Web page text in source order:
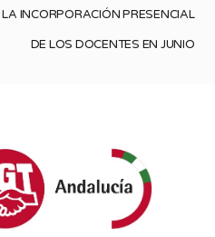
INCORPORACIÓN PRESENCIAL
DE LOS DOCENTES EN JUNIO